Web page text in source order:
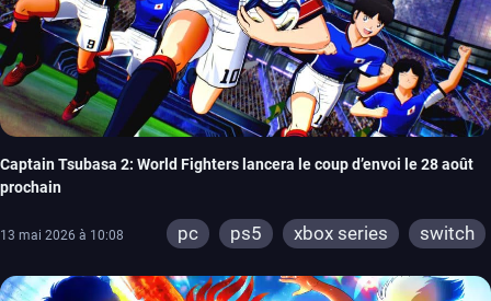
Captain Tsubasa 2: World Fighters lancera le coup d’envoi le 28 août
prochain
13 mai 2026 à 10:08 pc ps5 xbox series switch